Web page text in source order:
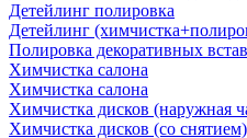
Детейлинг полировка
Детейлинг
Полировка декоративных
Химчистка салона
Химчистка салона
Химчистка дисков (наружная
Химчистка дисков (со снятием)